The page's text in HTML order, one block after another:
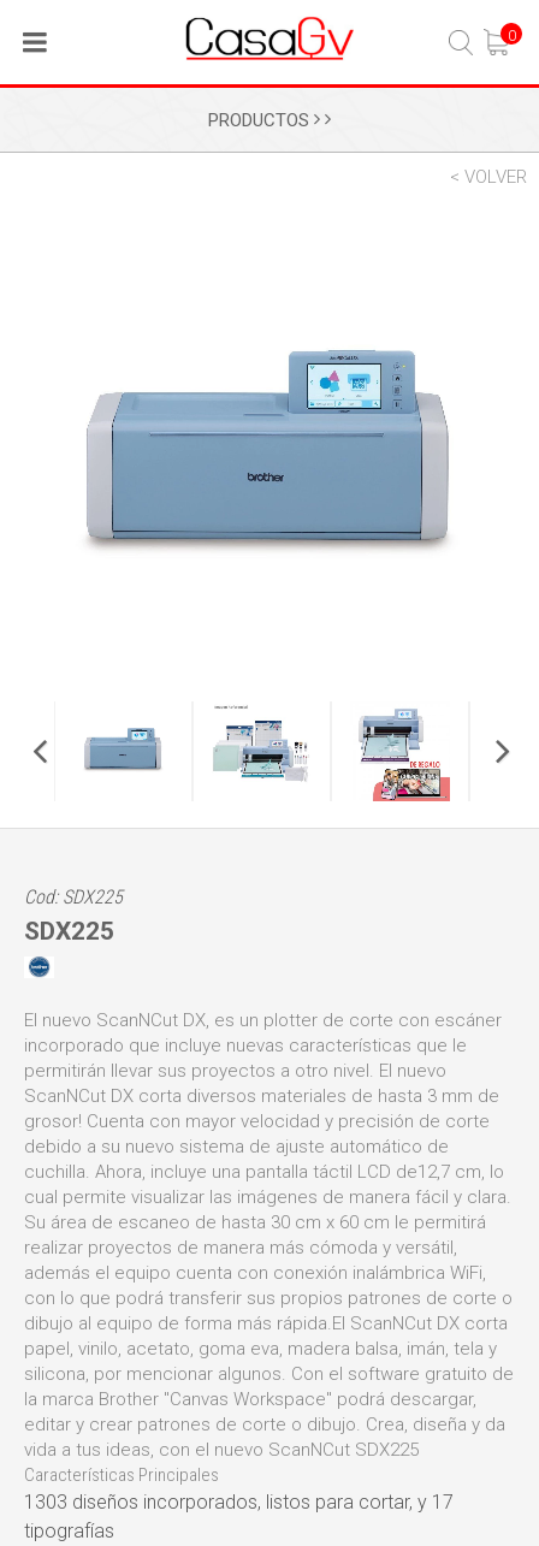
0
PRODUCTOS
< VOLVER
Cod: SDX225
SDX225
El nuevo ScanNCut DX, es un plotter de corte con escáner
incorporado que incluye nuevas características que le
permitirán llevar sus proyectos a otro nivel. El nuevo
ScanNCut DX corta diversos materiales de hasta 3 mm de
grosor! Cuenta con mayor velocidad y precisión de corte
debido a su nuevo sistema de ajuste automático de
cuchilla. Ahora, incluye una pantalla táctil LCD de12,7 cm, lo
cual permite visualizar las imágenes de manera fácil y clara.
Su área de escaneo de hasta 30 cm x 60 cm le permitirá
realizar proyectos de manera más cómoda y versátil,
además el equipo cuenta con conexión inalámbrica WiFi,
con lo que podrá transferir sus propios patrones de corte o
dibujo al equipo de forma más rápida.El ScanNCut DX corta
papel, vinilo, acetato, goma eva, madera balsa, imán, tela y
silicona, por mencionar algunos. Con el software gratuito de
la marca Brother "Canvas Workspace" podrá descargar,
editar y crear patrones de corte o dibujo. Crea, diseña y da
vida a tus ideas, con el nuevo ScanNCut SDX225
Características Principales
1303 diseños incorporados, listos para cortar, y 17
tipografías